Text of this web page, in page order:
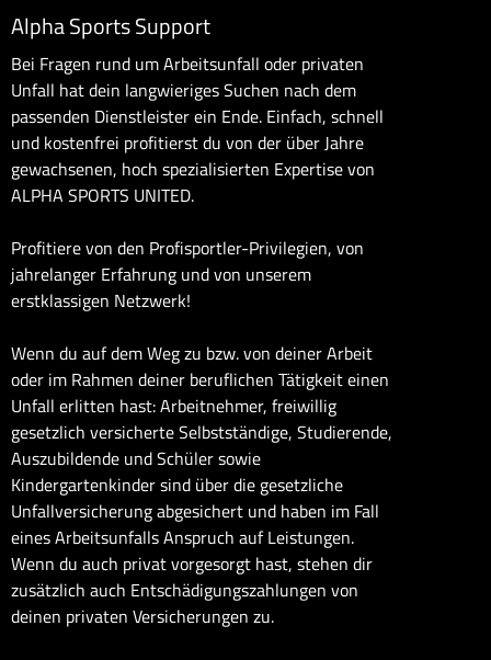
Alpha Sports Support
Bei Fragen rund um Arbeitsunfall oder privaten
Unfall hat dein langwieriges Suchen nach dem
passenden Dienstleister ein Ende. Einfach, schnell
und kostenfrei profitierst du von der über Jahre
gewachsenen, hoch spezialisierten Expertise von
ALPHA SPORTS UNITED.
Profitiere von den Profisportler-Privilegien, von
jahrelanger Erfahrung und von unserem
erstklassigen Netzwerk!
Wenn du auf dem Weg zu bzw. von deiner Arbeit
oder im Rahmen deiner beruflichen Tätigkeit einen
Unfall erlitten hast: Arbeitnehmer, freiwillig
gesetzlich versicherte Selbstständige, Studierende,
Auszubildende und Schüler sowie
Kindergartenkinder sind über die gesetzliche
Unfallversicherung abgesichert und haben im Fall
eines Arbeitsunfalls Anspruch auf Leistungen.
Wenn du auch privat vorgesorgt hast, stehen dir
zusätzlich auch Entschädigungszahlungen von
deinen privaten Versicherungen zu.